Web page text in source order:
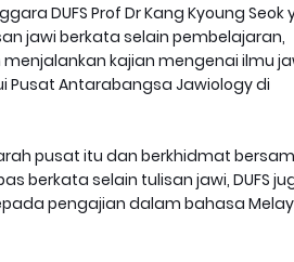
DUFS Prof Dr Kang Kyoung Seok
jawi berkata selain pembelajaran,
kajian mengenai ilmu
Pusat Antarabangsa Jawiology di
pusat itu dan berkhidmat
berkata selain tulisan jawi, DUFS
pengajian dalam bahasa